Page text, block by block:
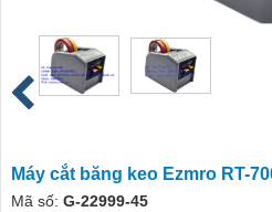
Máy cắt băng keo Ezmro RT-
Mã số: G-22999-45